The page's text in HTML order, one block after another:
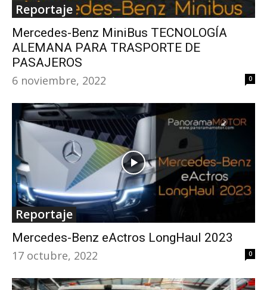
Reportaje
Mercedes-Benz MiniBus TECNOLOGÍA
ALEMANA PARA TRASPORTE DE
PASAJEROS
6 noviembre, 2022
0
Reportaje
Mercedes-Benz eActros LongHaul 2023
17 octubre, 2022
0